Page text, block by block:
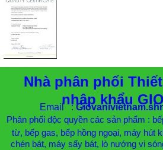
Nhà phân phối
nhập khẩu
Email :
Phân phối độc quyền các sản phẩm :
từ, bếp gas, bếp hồng ngoại, máy hút
chén bát, máy sấy bát, lò nướng vi